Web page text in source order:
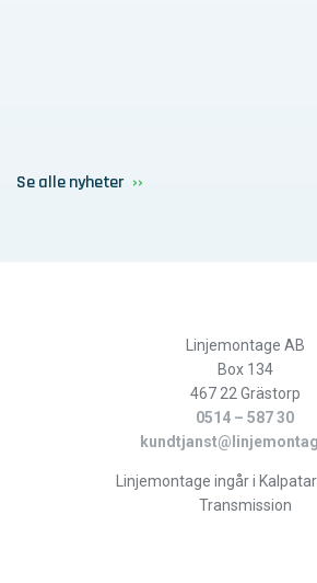
Se alle nyheter
Linjemontage AB
Box 134
467 22 Grästorp
0514 – 587 30
Linjemontage ingår i
Transmission